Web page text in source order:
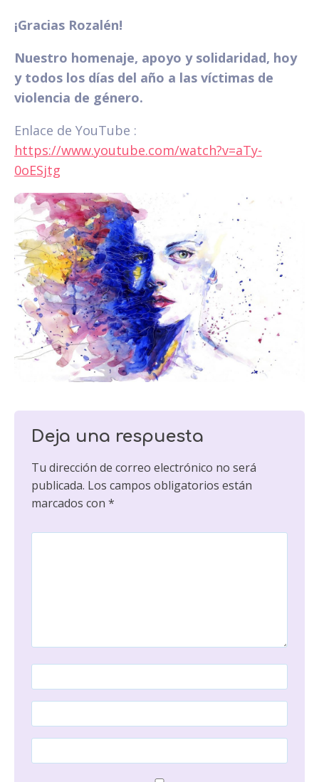
¡Gracias Rozalén!
Nuestro homenaje, apoyo y solidaridad, hoy
y todos los días del año a las víctimas de
violencia de género.
Enlace de YouTube :
https://www.youtube.com/watch?v=aTy-
0oESjtg
Deja una respuesta
Tu dirección de correo electrónico no será
publicada. Los campos obligatorios están
marcados con *